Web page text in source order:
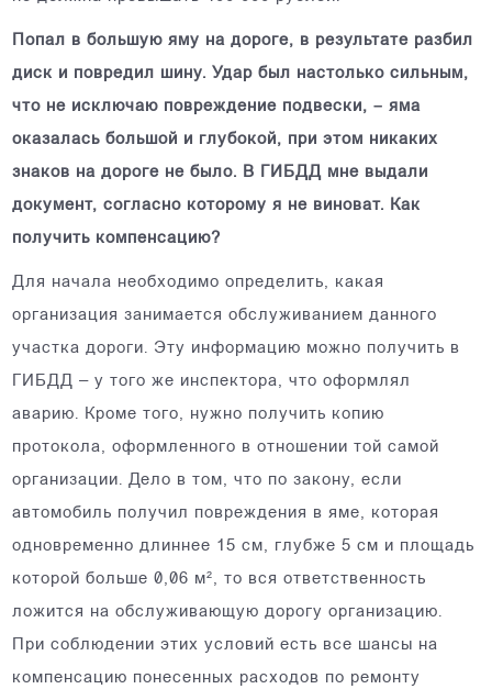
Попал в большую яму на дороге, в результате разбил
диск и повредил шину. Удар был настолько сильным,
что не исключаю повреждение подвески, – яма
оказалась большой и глубокой, при этом никаких
знаков на дороге не было. В ГИБДД мне выдали
документ, согласно которому я не виноват. Как
получить компенсацию?
Для начала необходимо определить, какая
организация занимается обслуживанием данного
участка дороги. Эту информацию можно получить в
ГИБДД – у того же инспектора, что оформлял
аварию. Кроме того, нужно получить копию
протокола, оформленного в отношении той самой
организации. Дело в том, что по закону, если
автомобиль получил повреждения в яме, которая
одновременно длиннее 15 см, глубже 5 см и площадь
которой больше 0,06 м², то вся ответственность
ложится на обслуживающую дорогу организацию.
При соблюдении этих условий есть все шансы на
компенсацию понесенных расходов по ремонту